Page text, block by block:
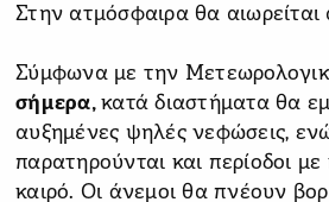
Στην ατμόσφαιρα θα αιωρείται
Σύμφωνα με την
σήμερα,κατά διαστήματα θα
αυξημένες ψηλές νεφώσεις,
παρατηρούνται και περίοδοι με
καιρό. Οι άνεμοι θα πνέουν